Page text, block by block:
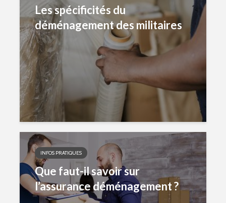
Les spécificités du
déménagement des militaires
INFOS PRATIQUES
Que faut-il savoir sur
l’assurance déménagement ?